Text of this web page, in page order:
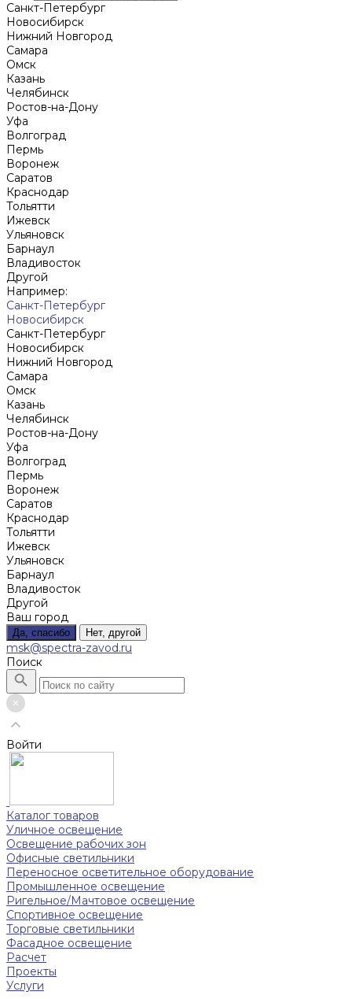
Санкт-Петербург
Новосибирск
Нижний Новгород
Cамара
Омск
Казань
Челябинск
Ростов-на-Дону
Уфа
Волгоград
Пермь
Воронеж
Саратов
Краснодар
Тольятти
Ижевск
Ульяновск
Барнаул
Владивосток
Другой
Например:
Санкт-Петербург
Новосибирск
Санкт-Петербург
Новосибирск
Нижний Новгород
Cамара
Омск
Казань
Челябинск
Ростов-на-Дону
Уфа
Волгоград
Пермь
Воронеж
Саратов
Краснодар
Тольятти
Ижевск
Ульяновск
Барнаул
Владивосток
Другой
Ваш город
Да, спасибо Нет, другой
msk@spectra-zavod.ru
Поиск
Войти
Каталог товаров
Уличное освещение
Освещение рабочих зон
Офисные светильники
Переносное осветительное оборудование
Промышленное освещение
Ригельное/Мачтовое освещение
Спортивное освещение
Торговые светильники
Фасадное освещение
Расчет
Проекты
Услуги